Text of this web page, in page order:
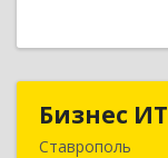
Бизнес ИТ
Ставрополь